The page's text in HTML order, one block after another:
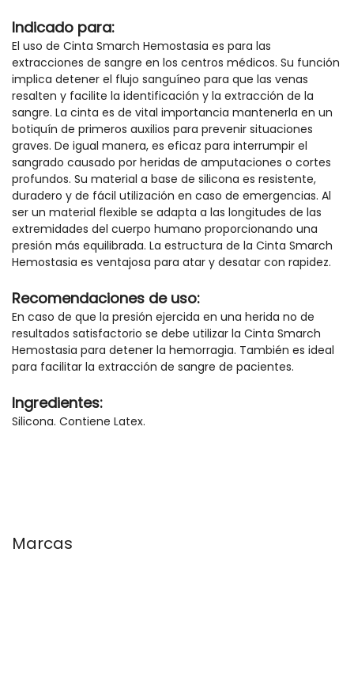
Indicado para:
El uso de Cinta Smarch Hemostasia es para las
extracciones de sangre en los centros médicos. Su función
implica detener el flujo sanguíneo para que las venas
resalten y facilite la identificación y la extracción de la
sangre. La cinta es de vital importancia mantenerla en un
botiquín de primeros auxilios para prevenir situaciones
graves. De igual manera, es eficaz para interrumpir el
sangrado causado por heridas de amputaciones o cortes
profundos. Su material a base de silicona es resistente,
duradero y de fácil utilización en caso de emergencias. Al
ser un material flexible se adapta a las longitudes de las
extremidades del cuerpo humano proporcionando una
presión más equilibrada. La estructura de la Cinta Smarch
Hemostasia es ventajosa para atar y desatar con rapidez.
Recomendaciones de uso:
En caso de que la presión ejercida en una herida no de
resultados satisfactorio se debe utilizar la Cinta Smarch
Hemostasia para detener la hemorragia. También es ideal
para facilitar la extracción de sangre de pacientes.
Ingredientes:
Silicona. Contiene Latex.
Marcas